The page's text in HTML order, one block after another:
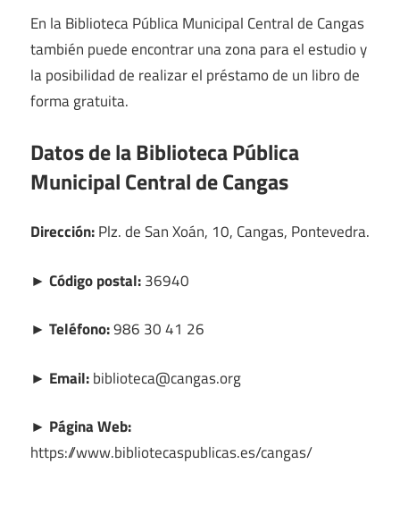
En la Biblioteca Pública Municipal Central de Cangas
también puede encontrar una zona para el estudio y
la posibilidad de realizar el préstamo de un libro de
forma gratuita.
Datos de la Biblioteca Pública
Municipal Central de Cangas
Dirección:Plz. de San Xoán, 10, Cangas, Pontevedra.
► Código postal:36940
► Teléfono:986 30 41 26
► Email:biblioteca@cangas.org
► Página Web:
https://www.bibliotecaspublicas.es/cangas/